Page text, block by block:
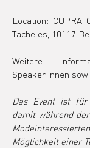
Location: CUPRA
Tacheles, 10117
Weitere
Speaker:innen
Das Event ist
damit während
Möglichkeit einer